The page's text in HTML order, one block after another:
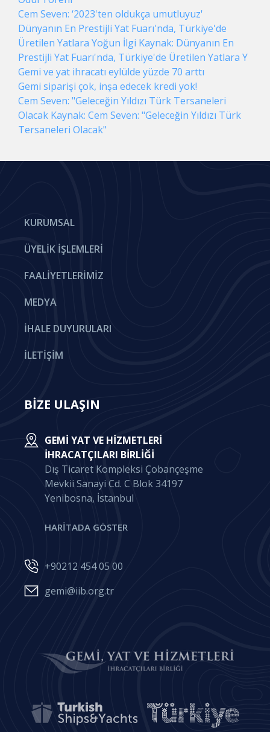
Cem Seven: ‘2023'ten oldukça umutluyuz'
Dünyanın En Prestijli Yat Fuarı'nda, Türkiye'de
Üretilen Yatlara Yoğun İlgi Kaynak: Dünyanın En
Prestijli Yat Fuarı'nda, Türkiye'de Üretilen Yatlara Y
Gemi ve yat ihracatı eylülde yüzde 70 arttı
Gemi siparişi çok, inşa edecek kredi yok!
Cem Seven: "Geleceğin Yıldızı Türk Tersaneleri
Olacak Kaynak: Cem Seven: "Geleceğin Yıldızı Türk
Tersaneleri Olacak"
KURUMSAL
ÜYELIK İŞLEMLERI
FAALIYETLERIMIZ
MEDYA
İHALE DUYURULARI
İLETIŞIM
BİZE ULAŞIN
GEMI YAT VE HIZMETLERI
İHRACATÇILARI BIRLIĞI
Dış Ticaret Kompleksi Çobançeşme
Mevkii Sanayi Cd. C Blok 34197
Yenibosna, İstanbul
HARİTADA GÖSTER
+90212 454 05 00
gemi@iib.org.tr